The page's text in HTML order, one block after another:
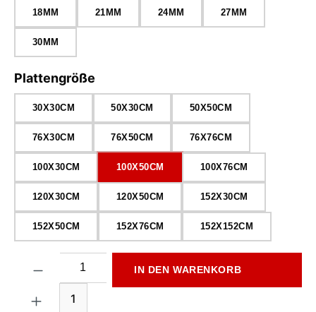
18MM 21MM 24MM 27MM
30MM
Plattengröße
30X30CM 50X30CM 50X50CM
76X30CM 76X50CM 76X76CM
100X30CM 100X50CM 100X76CM
120X30CM 120X50CM 152X30CM
152X50CM 152X76CM 152X152CM
1
IN DEN WARENKORB